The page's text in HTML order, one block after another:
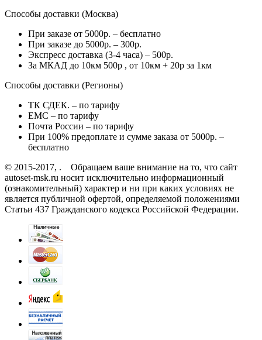
Способы доставки (Москва)
При заказе от 5000р. – бесплатно
При заказе до 5000р. – 300р.
Экспресс доставка (3-4 часа) – 500р.
За МКАД до 10км 500р , от 10км + 20р за 1км
Способы доставки (Регионы)
ТК СДЕК. – по тарифу
EMC – по тарифу
Почта России – по тарифу
При 100% предоплате и сумме заказа от 5000р. –
бесплатно
© 2015-2017, . Обращаем ваше внимание на то, что сайт
autoset-msk.ru носит исключительно информационный
(ознакомительный) характер и ни при каких условиях не
является публичной офертой, определяемой положениями
Статьи 437 Гражданского кодекса Российской Федерации.